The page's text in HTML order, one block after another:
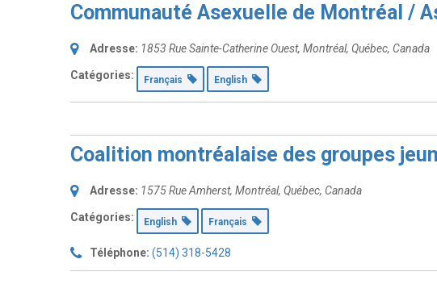
Communauté Asexuelle de Montréal /
Adresse: 1853 Rue Sainte-Catherine Ouest, Montréal, Québec, Canada
Catégories: Français English
Coalition montréalaise des groupes
Adresse: 1575 Rue Amherst, Montréal, Québec, Canada
Catégories: English Français
Téléphone: (514) 318-5428